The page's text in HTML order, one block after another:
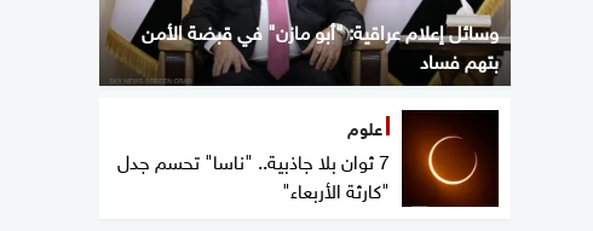
وسائل إعلام عراقية: "أبو مازن" في قبضة الأمن
بتهم فساد
علوم
7 ثوان بلا جاذبية.. "ناسا" تحسم جدل
"كارثة الأربعاء"